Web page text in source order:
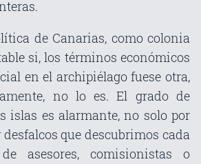
de Canarias, como colonia
si, los términos económicos
en el archipiélago fuese otra,
no lo es. El grado de
islas es alarmante, no solo por
que descubrimos cada
asesores, comisionistas o